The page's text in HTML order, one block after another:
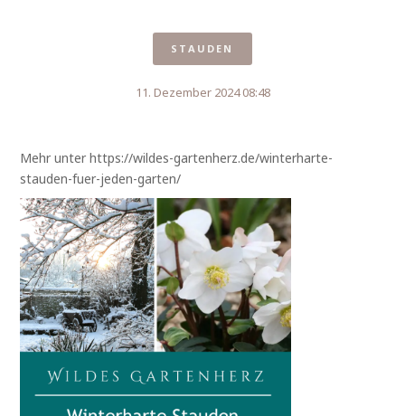
STAUDEN
11. Dezember 2024 08:48
Mehr unter https://wildes-gartenherz.de/winterharte-
stauden-fuer-jeden-garten/